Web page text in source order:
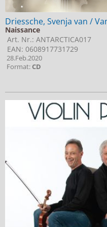
Driessche, Svenja van /
Naissance
Art. Nr.: ANTARCTICA017
EAN: 0608917731729
28.Feb.2020
Format:CD